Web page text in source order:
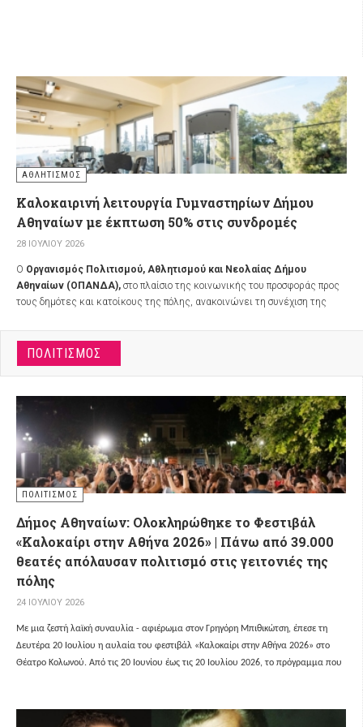
ΑΘΛΗΤΙΣΜΌΣ
Καλοκαιρινή λειτουργία Γυμναστηρίων Δήμου
Αθηναίων με έκπτωση 50% στις συνδρομές
28 ΙΟΥΛΊΟΥ 2026
Ο Οργανισμός Πολιτισμού, Αθλητισμού και Νεολαίας Δήμου
Αθηναίων (ΟΠΑΝΔΑ), στο πλαίσιο της κοινωνικής του προσφοράς προς
τους δημότες και κατοίκους της πόλης, ανακοινώνει τη συνέχιση της
Αύγουστο, προσφέροντας έκπτωση 50% στις συνδρομές για το διάστημα
από 3 έως 28 Αυγούστου 2026.
ΠΟΛΙΤΙΣΜΌΣ
ΠΟΛΙΤΙΣΜΌΣ
Δήμος Αθηναίων: Ολοκληρώθηκε το Φεστιβάλ
«Καλοκαίρι στην Αθήνα 2026» | Πάνω από 39.000
θεατές απόλαυσαν πολιτισμό στις γειτονιές της
πόλης
24 ΙΟΥΛΊΟΥ 2026
Με μια ζεστή λαϊκή συναυλία - αφιέρωμα στον Γρηγόρη Μπιθικώτση, έπεσε τη
Δευτέρα 20 Ιουλίου η αυλαία του φεστιβάλ «Καλοκαίρι στην Αθήνα 2026» στο
Θέατρο Κολωνού. Από τις 20 Ιουνίου έως τις 20 Ιουλίου 2026, το πρόγραμμα που
σημείο συνάντησης τέχνης και ψυχαγωγίας.